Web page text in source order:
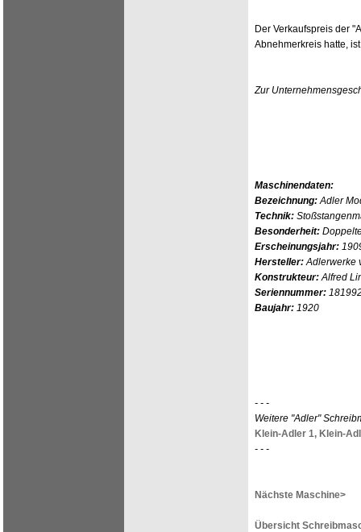
Der Verkaufspreis der
Abnehmerkreis hatte,
Zur
Maschinendaten:
Bezeichnung:Adler
Technik:
Besonderheit:
Erscheinungsjahr:
Hersteller:Adlerwerke
Konstrukteur:Alfred
Seriennummer:
Baujahr: 1920
- - -
Weitere "Adler"
Klein-Adler 1, Klein-
- - -
Nächste Maschine>
Übersicht